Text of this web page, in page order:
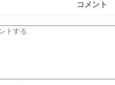
コメント